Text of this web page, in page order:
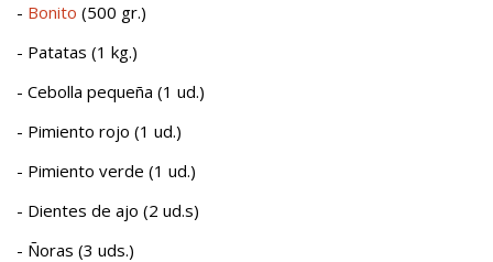
- Bonito (500 gr.)
- Patatas (1 kg.)
- Cebolla pequeña (1 ud.)
- Pimiento rojo (1 ud.)
- Pimiento verde (1 ud.)
- Dientes de ajo (2 ud.s)
- Ñoras (3 uds.)